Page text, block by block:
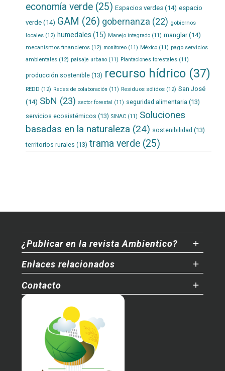
economía verde(25) Espacios verdes(14) espacio
verde(14) GAM (26) gobernanza (22) gobiernos
locales(12) humedales (15) Manejo integrado(11) manglar(14)
mecanismos financieros(12) monitoreo(11) México(11) pago servicios
ambientales(12) paisaje urbano(11) Plantaciones forestales(11)
producción sostenible(13) recurso hídrico(37)
REDD (12) Redes de colaboración (11) Residuos sólidos(12) San José
(14) SbN (23) sector forestal (11) seguridad alimentaria (13)
servicios ecosistémicos (13) SINAC(11) Soluciones
basadas en la naturaleza (24) sostenibilidad (13)
territorios rurales (13) trama verde(25)
¿Publicar en la revista Ambientico?
Enlaces relacionados
Contacto